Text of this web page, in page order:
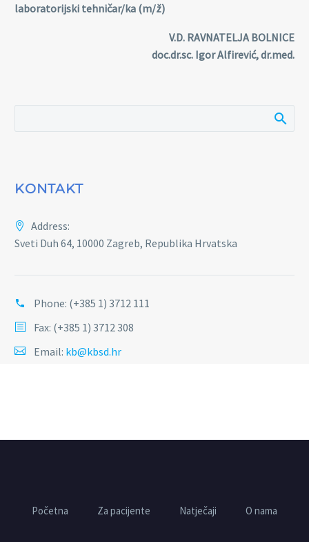
laboratorijski tehničar/ka (m/ž)
V.D. RAVNATELJA BOLNICE
doc.dr.sc. Igor Alfirević, dr.med.
KONTAKT
Address:
Sveti Duh 64, 10000 Zagreb, Republika Hrvatska
Phone: (+385 1) 3712 111
Fax: (+385 1) 3712 308
Email: kb@kbsd.hr
Početna Za pacijente Natječaji O nama